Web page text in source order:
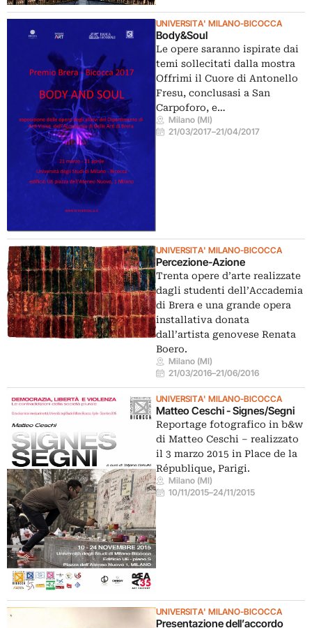
UNIVERSITA' MILANO-BICOCCA
Body&Soul
Le opere saranno ispirate dai
temi sollecitati dalla mostra
Offrimi il Cuore di Antonello
Fresu, conclusasi a San
Carpoforo, e…
Milano (MI)
21/03/2017–21/04/2017
UNIVERSITA' MILANO-BICOCCA
Percezione-Azione
Trenta opere d’arte realizzate
dagli studenti dell’Accademia
di Brera e una grande opera
installativa donata
dall’artista genovese Renata
Boero.
Milano (MI)
21/03/2016–21/06/2016
UNIVERSITA' MILANO-BICOCCA
Matteo Ceschi - Signes/Segni
Reportage fotografico in b&w
di Matteo Ceschi – realizzato
il 3 marzo 2015 in Place de la
République, Parigi.
Milano (MI)
10/11/2015–24/11/2015
UNIVERSITA' MILANO-BICOCCA
Presentazione dell’accordo